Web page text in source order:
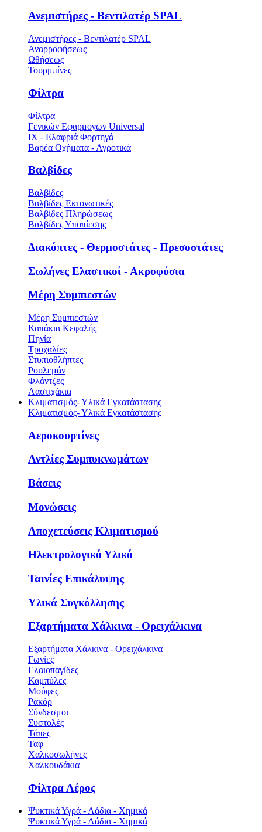
Ανεμιστήρες - Βεντιλατέρ SPAL
Ανεμιστήρες - Βεντιλατέρ SPAL
Αναρροφήσεως
Ωθήσεως
Τουρμπίνες
Φίλτρα
Φίλτρα
Γενικών Εφαρμογών Universal
ΙΧ - Ελαφριά Φορτηγά
Βαρέα Οχήματα - Αγροτικά
Βαλβίδες
Βαλβίδες
Βαλβίδες Εκτονωτικές
Βαλβίδες Πληρώσεως
Βαλβίδες Υποπίεσης
Διακόπτες - Θερμοστάτες - Πρεσοστάτες
Σωλήνες Ελαστικοί - Ακροφύσια
Μέρη Συμπιεστών
Μέρη Συμπιεστών
Καπάκια Κεφαλής
Πηνία
Τροχαλίες
Στυπιοθλήπτες
Ρουλεμάν
Φλάντζες
Λαστιχάκια
Κλιματισμός- Υλικά Εγκατάστασης
Κλιματισμός- Υλικά Εγκατάστασης
Αεροκουρτίνες
Αντλίες Συμπυκνωμάτων
Βάσεις
Μονώσεις
Αποχετεύσεις Κλιματισμού
Ηλεκτρολογικό Υλικό
Ταινίες Επικάλυψης
Υλικά Συγκόλλησης
Εξαρτήματα Χάλκινα - Ορειχάλκινα
Εξαρτήματα Χάλκινα - Ορειχάλκινα
Γωνίες
Ελαιοπαγίδες
Καμπύλες
Μούφες
Ρακόρ
Σύνδεσμοι
Συστολές
Τάπες
Ταφ
Χαλκοσωλήνες
Χαλκουδάκια
Φίλτρα Αέρος
Ψυκτικά Υγρά - Λάδια - Χημικά
Ψυκτικά Υγρά - Λάδια - Χημικά